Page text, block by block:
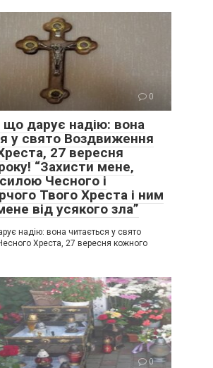
0
дарує надію: вона
у свято Воздвиження
27 вересня
“Захисти мене‚
Чесного і
Твого Хреста і ним
від усякого зла”
надію: вона читається у свято
Хреста, 27 вересня кожного
0